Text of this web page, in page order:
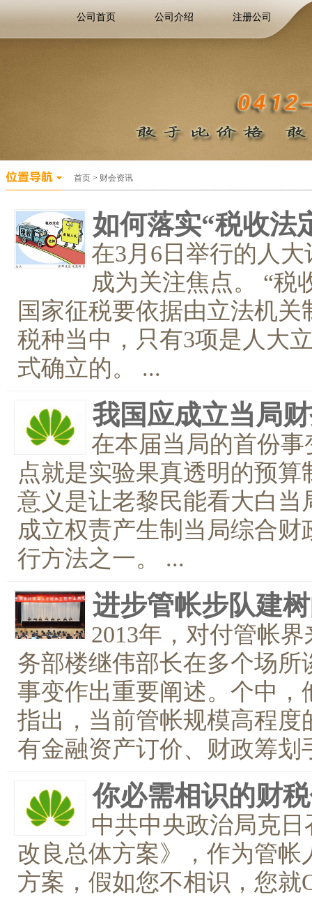
公司首页 公司介绍 注册公司
首页 > 财会资讯
如何落实“税收法
在3月6日举行的人
成为关注焦点。 “税
国家征税要依据由立法机
税种当中，只有3项是人大
式确立的。 ...
我国应成立当局
在本届当局的首份
点就是实验果真透明的预
意义是让老黎民能看大白
成立权责产生制当局综合
行方法之一。 ...
进步管帐步队建
2013年，对付管帐
务部楼继伟部长在多个场
事变作出重要阐述。个中
指出，当前管帐规模高程度
有金融资产订价、财政筹划
你必需相识的财
中共中央政治局克
改良总体方案》，作为管
方案，假如您不相识，您就